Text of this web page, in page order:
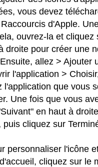
vous devez
d'Apple.
ouvrez-la et cliquez
droite pour créer une
allez > Ajouter
l'application >
l'application que vous
Une fois que vous
en haut à
puis cliquez sur
personnaliser l'icône
cliquez sur le